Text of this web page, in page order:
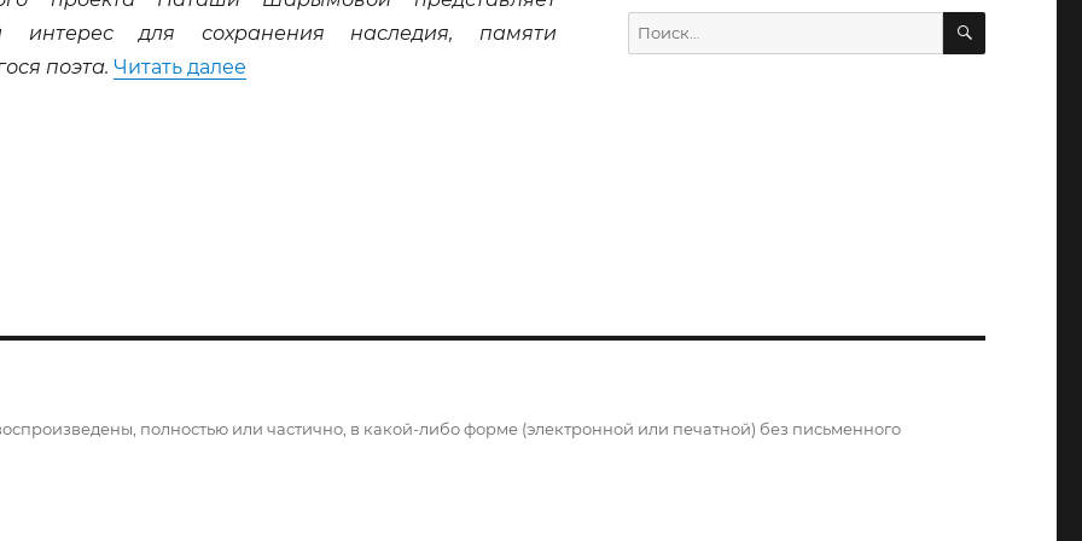
интерес для сохранения наследия, памяти
поэта. Читать далее
ПОИСК
полностью или частично, в какой-либо форме (электронной или печатной) без письменного